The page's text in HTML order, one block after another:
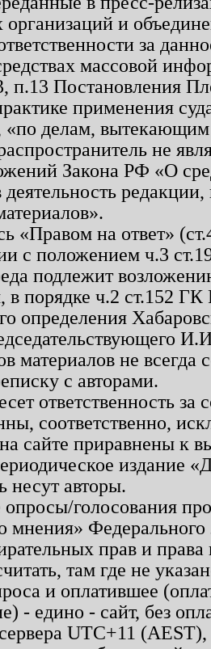
и
за
массовой
п.13 Постановления
применения
делам, вытекающим
не
Закона РФ «О
«Правом на ответ»
с положением ч.3
подлежит
в порядке ч.2 ст.152
определения
материалов не
с авторами.
ответственность
соответственно,
сайте приравнены к
издание
несут авторы.
голосования
мнения»
прав и
там где не
и оплатившее
- едино - сайт, без
UTC+11